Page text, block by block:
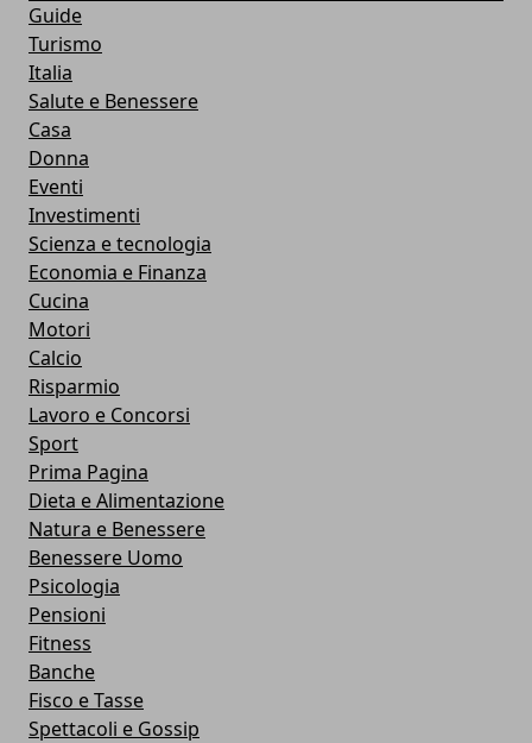
Guide
Turismo
Italia
Salute e Benessere
Casa
Donna
Eventi
Investimenti
Scienza e tecnologia
Economia e Finanza
Cucina
Motori
Calcio
Risparmio
Lavoro e Concorsi
Sport
Prima Pagina
Dieta e Alimentazione
Natura e Benessere
Benessere Uomo
Psicologia
Pensioni
Fitness
Banche
Fisco e Tasse
Spettacoli e Gossip